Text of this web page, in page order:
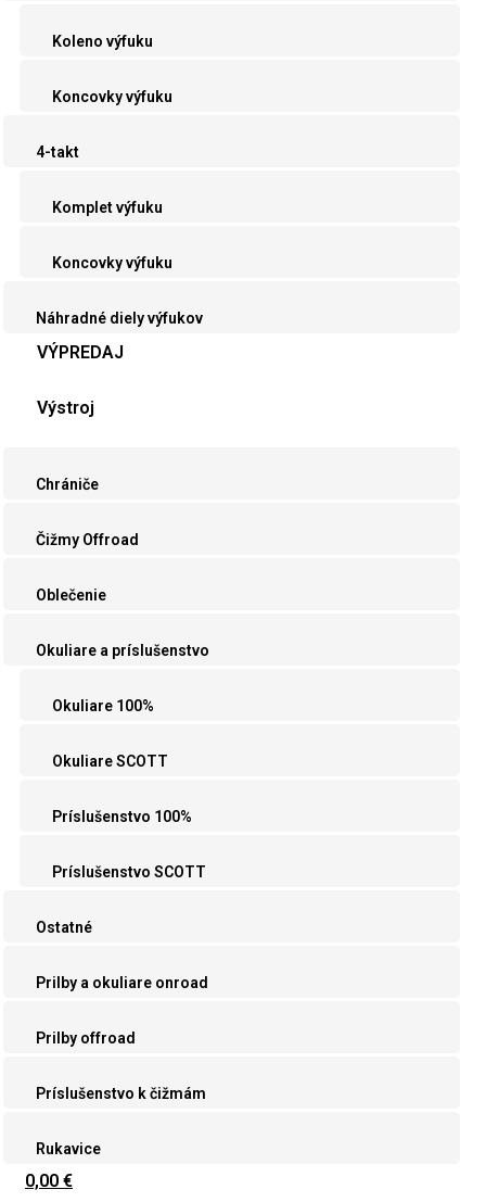
Koleno výfuku
Koncovky výfuku
4-takt
Komplet výfuku
Koncovky výfuku
Náhradné diely výfukov
VÝPREDAJ
Výstroj
Chrániče
Čižmy Offroad
Oblečenie
Okuliare a príslušenstvo
Okuliare 100%
Okuliare SCOTT
Príslušenstvo 100%
Príslušenstvo SCOTT
Ostatné
Prilby a okuliare onroad
Prilby offroad
Príslušenstvo k čižmám
Rukavice
0,00 €